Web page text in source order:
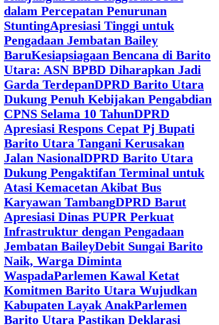
dalam Percepatan Penurunan
StuntingApresiasi Tinggi untuk
Pengadaan Jembatan Bailey
BaruKesiapsiagaan Bencana di Barito
Utara: ASN BPBD Diharapkan Jadi
Garda TerdepanDPRD Barito Utara
Dukung Penuh Kebijakan Pengabdian
CPNS Selama 10 TahunDPRD
Apresiasi Respons Cepat Pj Bupati
Barito Utara Tangani Kerusakan
Jalan NasionalDPRD Barito Utara
Dukung Pengaktifan Terminal untuk
Atasi Kemacetan Akibat Bus
Karyawan TambangDPRD Barut
Apresiasi Dinas PUPR Perkuat
Infrastruktur dengan Pengadaan
Jembatan BaileyDebit Sungai Barito
Naik, Warga Diminta
WaspadaParlemen Kawal Ketat
Komitmen Barito Utara Wujudkan
Kabupaten Layak AnakParlemen
Barito Utara Pastikan Deklarasi